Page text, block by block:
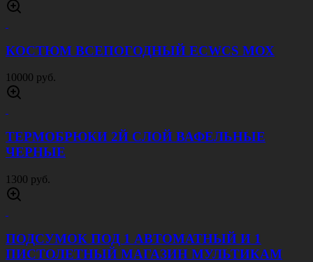
КОСТЮМ ВСЕПОГОДНЫЙ ECWCS МОХ
10000 руб.
ТЕРМОБРЮКИ 2Й СЛОЙ ВАФЕЛЬНЫЕ
ЧЕРНЫЕ
1300 руб.
ПОДСУМОК ПОД 1 АВТОМАТНЫЙ И 1
ПИСТОЛЕТНЫЙ МАГАЗИН МУЛЬТИКАМ